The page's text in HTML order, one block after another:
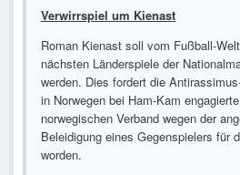
Verwirrspiel um Kienast
Roman Kienast soll vom Fußball-
nächsten Länderspiele der
werden. Dies fordert die
in Norwegen bei Ham-Kam
norwegischen Verband wegen der
Beleidigung eines Gegenspielers für
worden.